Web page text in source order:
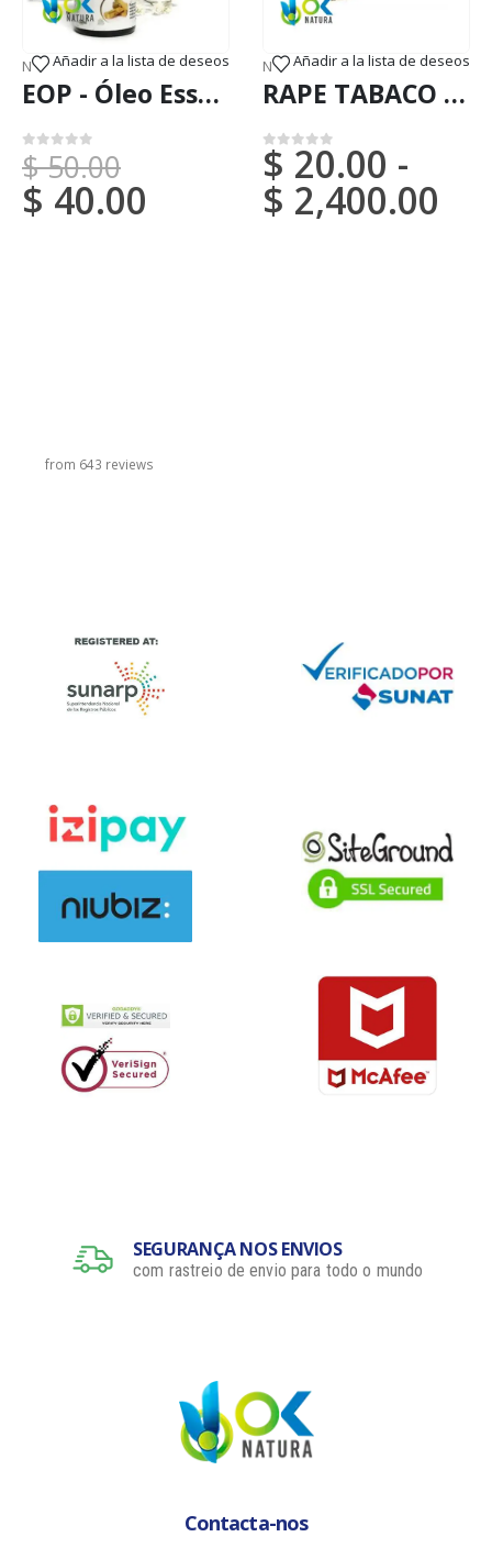
(DHL ou FedEx)
Añadir a la lista de deseos
NOVAS CHEGADAS (DHL ou FedEx) ÓLEOS E ESSÊNCIAS
EOP - Óleo Essencial de PALO SANTO - (Bursera graveolens)
0em 5
$50.00
$ 40.00
Añadir a la lista de deseos
NOVAS CHEGADAS (DHL ou FedEx)
RAPE TABACO / 5gr a 100gr / - Base Rapé Genesis
0em 5
$ 20.00 -
$ 2,400.00
from 643 reviews
SEGURANÇA NOS ENVIOS
com rastreio de envio para todo o mundo
Contacta-nos